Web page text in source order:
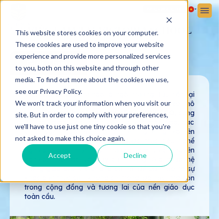
This website stores cookies on your computer.
These cookies are used to improve your website
experience and provide more personalized services
to you, both on this website and through other
media. To find out more about the cookies we use,
see our Privacy Policy.
We won't track your information when you visit our
site. But in order to comply with your preferences,
we'll have to use just one tiny cookie so that you're
not asked to make this choice again.
Accept Decline
VIỆC LÀM TẠI VICTORIA SCHOOL
Giới Thiệu
Victoria Schooltự hào là ngôi trường đầu tiên tại
Việt Nam được xây dựng và phát triển theo mô
hình“Trường học hạnh phúc” của UNESCO
cùng
đội ngũ giáo viên, nhân viên chuyên môn cao, các
chính sách đào tạo – phát triển nghề nghiệp liên
tục, giúp mỗi cá nhân đạt được mục tiêu nghề
nghiệp trong một môi trường làm việc chuyên
nghiệp, hợp tác và đầy cảm hứng.
Gia nhập hệ
thống giáo dục Victoria là cơ hội để bạn tạo ra sự
khác biệt thực sự – không chỉ trong lớp học, mà còn
trong cộng đồng và tương lai của nền giáo dục
toàn cầu.